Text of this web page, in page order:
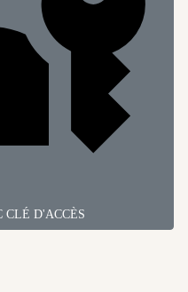
CLÉ D'ACCÈS